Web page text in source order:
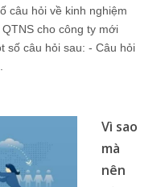
câu hỏi về kinh nghiệm
cho công ty mới
số câu hỏi sau: - Câu hỏi
Vì sao
mà
nên